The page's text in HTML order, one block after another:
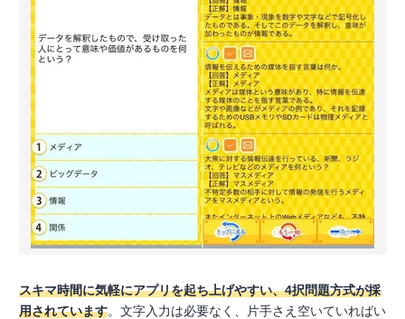
スキマ時間に気軽にアプリを起ち上げやすい、4択問題方式が採
用されています。文字入力は必要なく、片手さえ空いていればい